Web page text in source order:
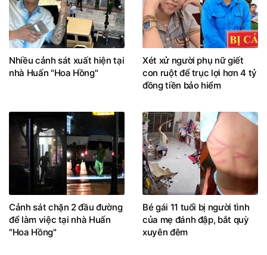
Nhiều cảnh sát xuất hiện tại
nhà Huấn "Hoa Hồng"
Xét xử người phụ nữ giết
con ruột để trục lợi hơn 4 tỷ
đồng tiền bảo hiểm
Cảnh sát chặn 2 đầu đường
để làm việc tại nhà Huấn
"Hoa Hồng"
Bé gái 11 tuổi bị người tình
của mẹ đánh đập, bắt quỳ
xuyên đêm